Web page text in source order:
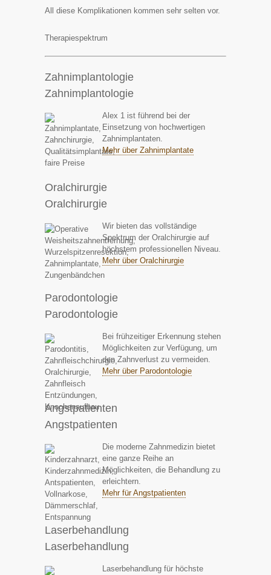
All diese Komplikationen kommen sehr selten vor.
Therapiespektrum
Zahnimplantologie
Zahnimplantologie
Alex 1 ist führend bei der
Einsetzung von hochwertigen
Zahnimplantaten.
Mehr über Zahnimplantate
Oralchirurgie
Oralchirurgie
Wir bieten das vollständige
Spektrum der Oralchirurgie auf
höchstem professionellen Niveau.
Mehr über Oralchirurgie
Parodontologie
Parodontologie
Bei frühzeitiger Erkennung stehen
Möglichkeiten zur Verfügung, um
den Zahnverlust zu vermeiden.
Mehr über Parodontologie
Angstpatienten
Angstpatienten
Die moderne Zahnmedizin bietet
eine ganze Reihe an
Möglichkeiten, die Behandlung zu
erleichtern.
Mehr für Angstpatienten
Laserbehandlung
Laserbehandlung
Laserbehandlung für höchste